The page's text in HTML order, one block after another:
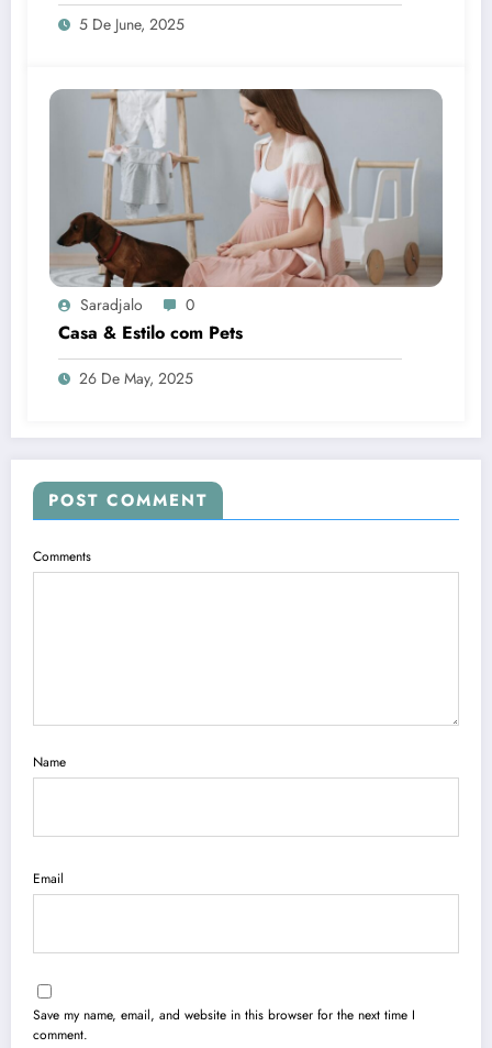
5 De June, 2025
Saradjalo 0
Casa & Estilo com Pets
26 De May, 2025
POST COMMENT
Comments
Name
Email
Save my name, email, and website in this browser for the next time I
comment.